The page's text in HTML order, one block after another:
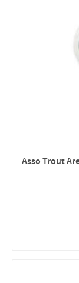
Asso Trout